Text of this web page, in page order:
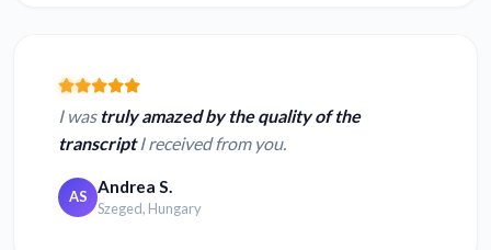
I was truly amazed by the quality of the
transcriptI received from you.
AS Andrea S.
Szeged, Hungary